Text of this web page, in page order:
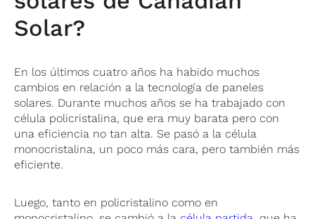
Solar?
En los últimos cuatro años ha habido muchos
cambios en relación a la tecnología de paneles
solares. Durante muchos años se ha trabajado con
célula policristalina, que era muy barata pero con
una eficiencia no tan alta. Se pasó a la célula
monocristalina, un poco más cara, pero también más
eficiente.
Luego, tanto en policristalino como en